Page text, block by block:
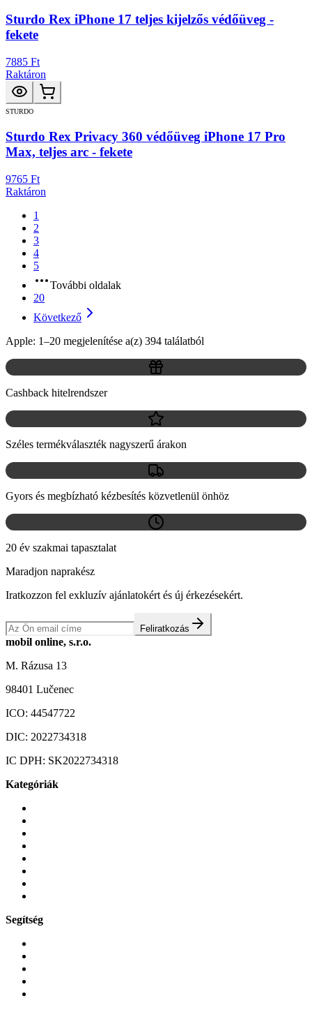
Sturdo Rex iPhone 17 teljes kijelzős védőüveg -
fekete
7885 Ft
Raktáron
STURDO
Sturdo Rex Privacy 360 védőüveg iPhone 17 Pro
Max, teljes arc - fekete
9765 Ft
Raktáron
1
2
3
4
5
További oldalak
20
Következő
Apple: 1–20 megjelenítése a(z) 394 találatból
Cashback hitelrendszer
Széles termékválaszték nagyszerű árakon
Gyors és megbízható kézbesítés közvetlenül önhöz
20 év szakmai tapasztalat
Maradjon naprakész
Iratkozzon fel exkluzív ajánlatokért és új érkezésekért.
Feliratkozás
mobil online, s.r.o.
M. Rázusa 13
98401 Lučenec
ICO: 44547722
DIC: 2022734318
IC DPH: SK2022734318
Kategóriák
Segítség